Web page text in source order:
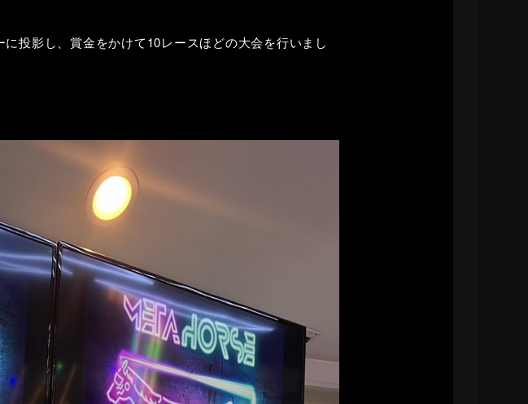
投影し、賞金をかけて10レースほどの大会を行いまし